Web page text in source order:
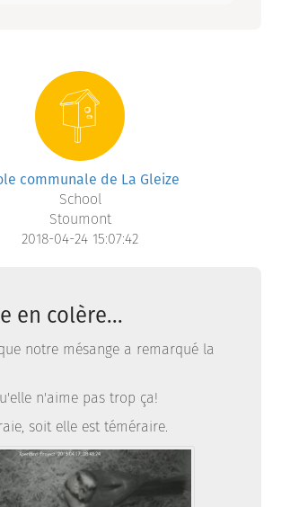
communale de La Gleize
School
Stoumont
2018-04-24 15:07:42
en colère...
notre mésange a remarqué la
n'aime pas trop ça!
soit elle est téméraire.